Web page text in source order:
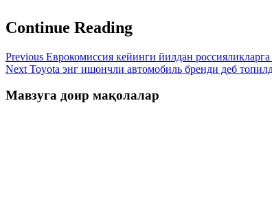
Continue Reading
Previous Еврокомиссия кейинги йилдан
Next Toyota энг ишончли автомобиль бренди деб
Мавзуга доир мақолалар